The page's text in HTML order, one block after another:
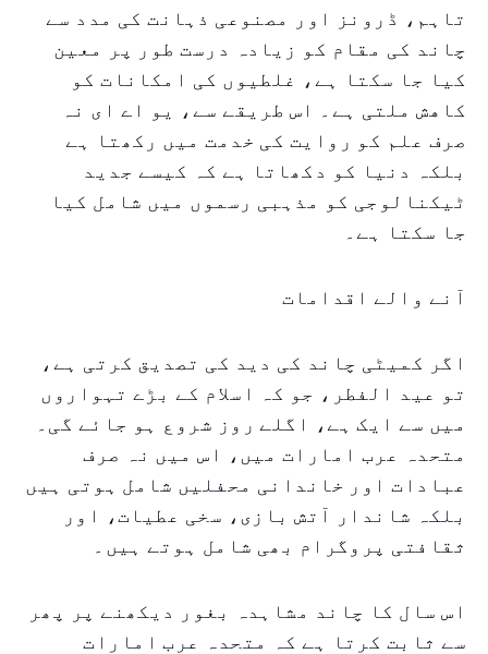
تاہم، ڈرونز اور مصنوعی ذہانت کی مدد سے
چاند کی مقام کو زیادہ درست طور پر معین
کیا جا سکتا ہے، غلطیوں کی امکانات کو
کاهش ملتی ہے۔ اس طریقے سے، یو اے ای نہ
صرف علم کو روایت کی خدمت میں رکھتا ہے
بلکہ دنیا کو دکھاتا ہے کہ کیسے جدید
ٹیکنالوجی کو مذہبی رسموں میں شامل کیا
جا سکتا ہے۔
آنے والے اقدامات
اگر کمیٹی چاند کی دید کی تصدیق کرتی ہے،
تو عید الفطر، جو کہ اسلام کے بڑے تہواروں
میں سے ایک ہے، اگلے روز شروع ہو جائے گی۔
متحدہ عرب امارات میں، اس میں نہ صرف
عبادات اور خاندانی محفلیں شامل ہوتی ہیں
بلکہ شاندار آتش بازی، سخی عطیات، اور
ثقافتی پروگرام بھی شامل ہوتے ہیں۔
اس سال کا چاند مشاہدہ بغور دیکھنے پر پھر
سے ثابت کرتا ہے کہ متحدہ عرب امارات